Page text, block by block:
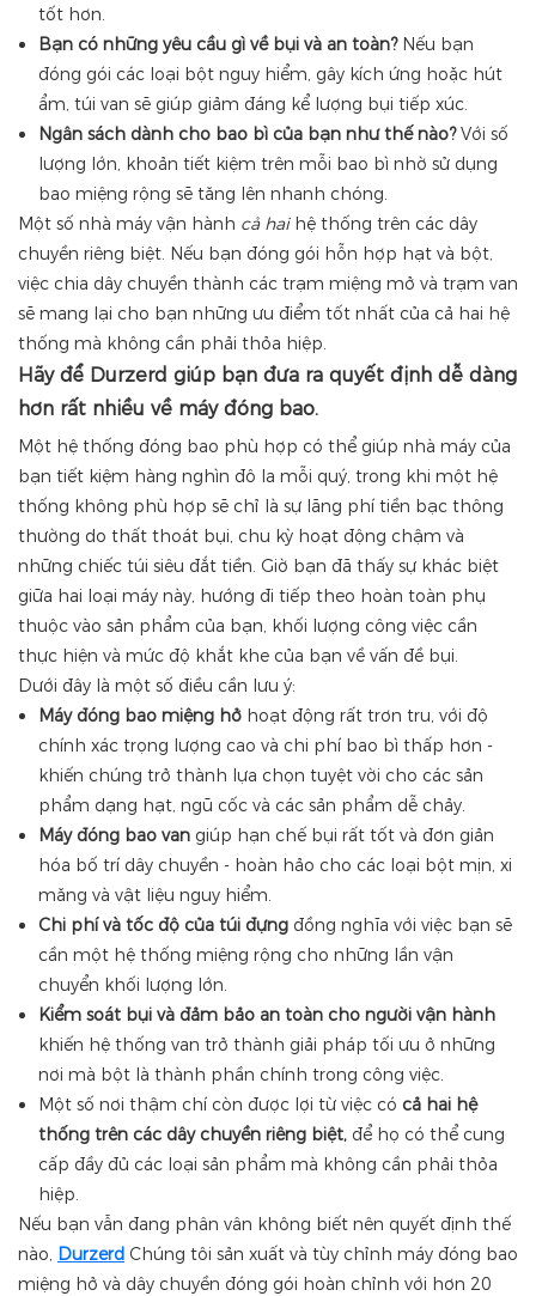
tốt hơn.
Bạn có những yêu cầu gì về bụi và an toàn? Nếu bạn
đóng gói các loại bột nguy hiểm, gây kích ứng hoặc hút
ẩm, túi van sẽ giúp giảm đáng kể lượng bụi tiếp xúc.
Ngân sách dành cho bao bì của bạn như thế nào? Với số
lượng lớn, khoản tiết kiệm trên mỗi bao bì nhờ sử dụng
bao miệng rộng sẽ tăng lên nhanh chóng.
Một số nhà máy vận hành cả hai hệ thống trên các dây
chuyền riêng biệt. Nếu bạn đóng gói hỗn hợp hạt và bột,
việc chia dây chuyền thành các trạm miệng mở và trạm van
sẽ mang lại cho bạn những ưu điểm tốt nhất của cả hai hệ
thống mà không cần phải thỏa hiệp.
Hãy để Durzerd giúp bạn đưa ra quyết định dễ dàng
hơn rất nhiều về máy đóng bao.
Một hệ thống đóng bao phù hợp có thể giúp nhà máy của
bạn tiết kiệm hàng nghìn đô la mỗi quý, trong khi một hệ
thống không phù hợp sẽ chỉ là sự lãng phí tiền bạc thông
thường do thất thoát bụi, chu kỳ hoạt động chậm và
những chiếc túi siêu đắt tiền. Giờ bạn đã thấy sự khác biệt
giữa hai loại máy này, hướng đi tiếp theo hoàn toàn phụ
thuộc vào sản phẩm của bạn, khối lượng công việc cần
thực hiện và mức độ khắt khe của bạn về vấn đề bụi.
Dưới đây là một số điều cần lưu ý:
Máy đóng bao miệng hở hoạt động rất trơn tru, với độ
chính xác trọng lượng cao và chi phí bao bì thấp hơn -
khiến chúng trở thành lựa chọn tuyệt vời cho các sản
phẩm dạng hạt, ngũ cốc và các sản phẩm dễ chảy.
Máy đóng bao van giúp hạn chế bụi rất tốt và đơn giản
hóa bố trí dây chuyền - hoàn hảo cho các loại bột mịn, xi
măng và vật liệu nguy hiểm.
Chi phí và tốc độ của túi đựng đồng nghĩa với việc bạn sẽ
cần một hệ thống miệng rộng cho những lần vận
chuyển khối lượng lớn.
Kiểm soát bụi và đảm bảo an toàn cho người vận hành
khiến hệ thống van trở thành giải pháp tối ưu ở những
nơi mà bột là thành phần chính trong công việc.
Một số nơi thậm chí còn được lợi từ việc có cả hai hệ
thống trên các dây chuyền riêng biệt, để họ có thể cung
cấp đầy đủ các loại sản phẩm mà không cần phải thỏa
hiệp.
Nếu bạn vẫn đang phân vân không biết nên quyết định thế
nào, Durzerd Chúng tôi sản xuất và tùy chỉnh máy đóng bao
miệng hở và dây chuyền đóng gói hoàn chỉnh với hơn 20